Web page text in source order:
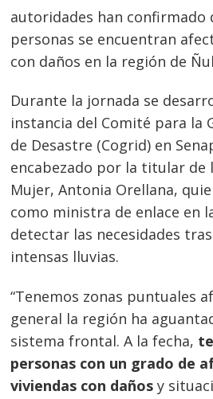
autoridades han confirmado
personas se encuentran
con daños en la región de
Durante la jornada se
instancia del Comité para la
de Desastre (Cogrid) en
encabezado por la titular de
Mujer, Antonia Orellana,
como ministra de enlace en
detectar las necesidades
intensas lluvias.
“Tenemos zonas puntuales
general la región ha
sistema frontal. A la fecha,
personas con un grado de
viviendas con daños y